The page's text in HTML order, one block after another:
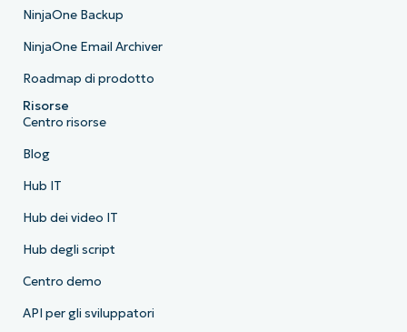
NinjaOne Backup
NinjaOne Email Archiver
Roadmap di prodotto
Risorse
Centro risorse
Blog
Hub IT
Hub dei video IT
Hub degli script
Centro demo
API per gli sviluppatori